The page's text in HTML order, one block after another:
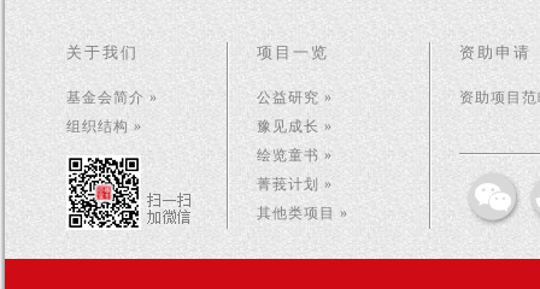
关于我们
基金会简介 »
组织结构 »
项目一览
公益研究 »
豫见成长 »
绘览童书 »
菁莪计划 »
其他类项目 »
资助申请
资助项目